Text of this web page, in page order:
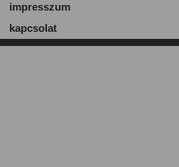
impresszum
kapcsolat